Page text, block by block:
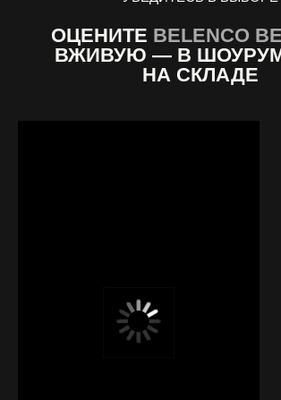
ОЦЕНИТЕ BELENCO
ВЖИВУЮ — В
НА СКЛАДЕ